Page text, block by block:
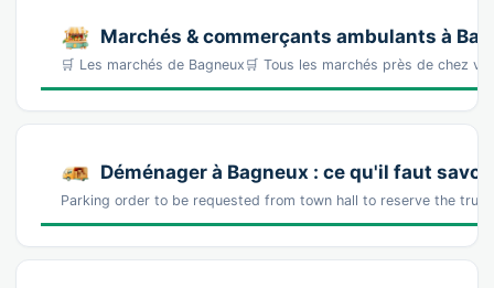
Marchés & commerçants ambulants à
🛒 Les marchés de Bagneux🛒 Tous les marchés près de chez
Déménager à Bagneux : ce qu'il faut savoir
Parking order to be requested from town hall to reserve the